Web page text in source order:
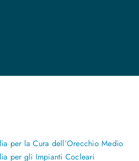
per la Cura dell’Orecchio Medio
per gli Impianti Cocleari